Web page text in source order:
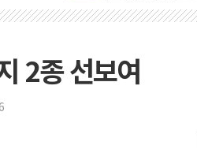
[르포] 39도 폭염
빚투·레버리지 줄
양주 가전제품 창
종로·중구 오피
2종 선보여